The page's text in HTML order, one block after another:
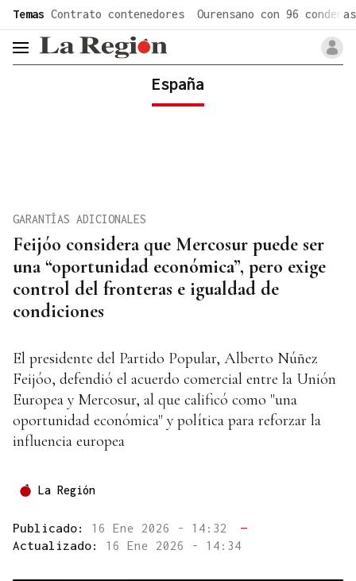
Temas Contrato contenedores Ourensano con 96 condenas
header.menu.open
España
Feijóo considera que Mercosur puede ser
una “oportunidad económica”, pero exige
control del fronteras e igualdad de
condiciones
GARANTÍAS ADICIONALES
El presidente del Partido Popular, Alberto Núñez
Feijóo, defendió el acuerdo comercial entre la Unión
Europea y Mercosur, al que calificó como "una
oportunidad económica" y política para reforzar la
influencia europea
La Región
Publicado: 16 Ene 2026 - 14:32
—
Actualizado: 16 Ene 2026 - 14:34